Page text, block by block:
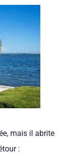
mais il abrite
: